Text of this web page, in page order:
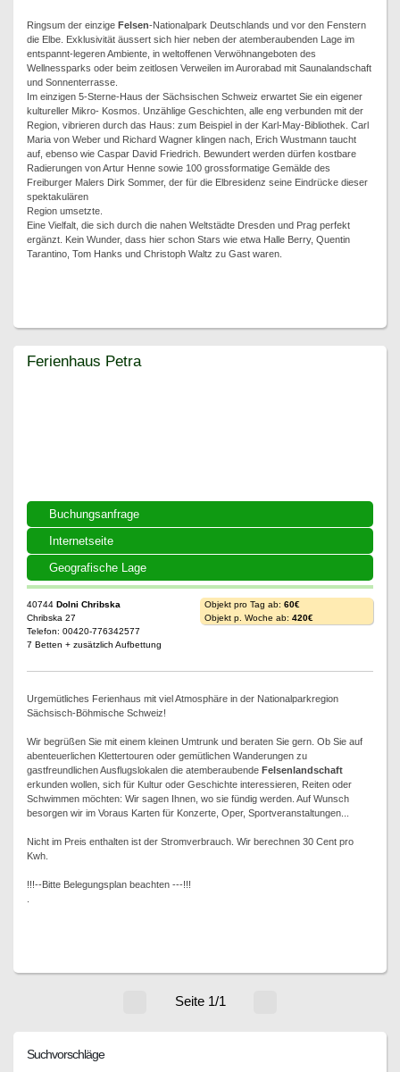
Ringsum der einzige Felsen-Nationalpark Deutschlands und vor den Fenstern
die Elbe. Exklusivität äussert sich hier neben der atemberaubenden Lage im
entspannt-legeren Ambiente, in weltoffenen Verwöhnangeboten des
Wellnessparks oder beim zeitlosen Verweilen im Aurorabad mit Saunalandschaft
und Sonnenterrasse.
Im einzigen 5-Sterne-Haus der Sächsischen Schweiz erwartet Sie ein eigener
kultureller Mikro- Kosmos. Unzählige Geschichten, alle eng verbunden mit der
Region, vibrieren durch das Haus: zum Beispiel in der Karl-May-Bibliothek. Carl
Maria von Weber und Richard Wagner klingen nach, Erich Wustmann taucht
auf, ebenso wie Caspar David Friedrich. Bewundert werden dürfen kostbare
Radierungen von Artur Henne sowie 100 grossformatige Gemälde des
Freiburger Malers Dirk Sommer, der für die Elbresidenz seine Eindrücke dieser
spektakulären
Region umsetzte.
Eine Vielfalt, die sich durch die nahen Weltstädte Dresden und Prag perfekt
ergänzt. Kein Wunder, dass hier schon Stars wie etwa Halle Berry, Quentin
Tarantino, Tom Hanks und Christoph Waltz zu Gast waren.
Ferienhaus Petra
Buchungsanfrage
Internetseite
Geografische Lage
Ferienhaus Petra
40744 Dolni Chribska
Chribska 27
Telefon: 00420-776342577
7 Betten + zusätzlich Aufbettung
Objekt pro Tag ab: 60€
Objekt p. Woche ab: 420€
Urgemütliches Ferienhaus mit viel Atmosphäre in der Nationalparkregion
Sächsisch-Böhmische Schweiz!
Wir begrüßen Sie mit einem kleinen Umtrunk und beraten Sie gern. Ob Sie auf
abenteuerlichen Klettertouren oder gemütlichen Wanderungen zu
gastfreundlichen Ausflugslokalen die atemberaubende Felsenlandschaft
erkunden wollen, sich für Kultur oder Geschichte interessieren, Reiten oder
Schwimmen möchten: Wir sagen Ihnen, wo sie fündig werden. Auf Wunsch
besorgen wir im Voraus Karten für Konzerte, Oper, Sportveranstaltungen...
Nicht im Preis enthalten ist der Stromverbrauch. Wir berechnen 30 Cent pro
Kwh.
!!!--Bitte Belegungsplan beachten ---!!!
Seite 1/1
Suchvorschläge